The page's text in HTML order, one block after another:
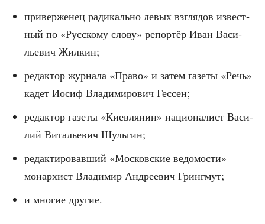
при­вер­же­нец ради­каль­но левых взгля­дов извест­
ный по «Рус­ско­му сло­ву» репор­тёр Иван Васи­
лье­вич Жилкин;
редак­тор жур­на­ла «Пра­во» и затем газе­ты «Речь»
кадет Иосиф Вла­ди­ми­ро­вич Гессен;
редак­тор газе­ты «Киев­ля­нин» наци­о­на­лист Васи­
лий Вита­лье­вич Шульгин;
редак­ти­ро­вав­ший «Мос­ков­ские ведо­мо­сти»
монар­хист Вла­ди­мир Андре­евич Грингмут;
и мно­гие другие.